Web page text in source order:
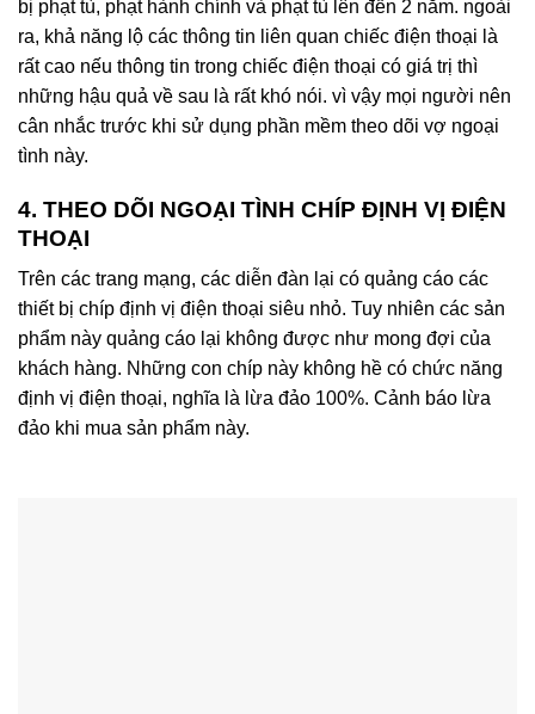
bị phạt tù, phạt hành chính và phạt tù lên đến 2 năm. ngoài
ra, khả năng lộ các thông tin liên quan chiếc điện thoại là
rất cao nếu thông tin trong chiếc điện thoại có giá trị thì
những hậu quả về sau là rất khó nói. vì vậy mọi người nên
cân nhắc trước khi sử dụng phần mềm theo dõi vợ ngoại
tình này.
4. THEO DÕI NGOẠI TÌNH CHÍP ĐỊNH VỊ ĐIỆN
THOẠI
Trên các trang mạng, các diễn đàn lại có quảng cáo các
thiết bị chíp định vị điện thoại siêu nhỏ. Tuy nhiên các sản
phẩm này quảng cáo lại không được như mong đợi của
khách hàng. Những con chíp này không hề có chức năng
định vị điện thoại, nghĩa là lừa đảo 100%. Cảnh báo lừa
đảo khi mua sản phẩm này.